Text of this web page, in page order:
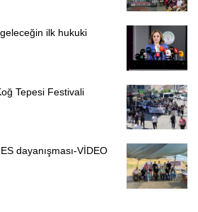
ilk hukuki
Tepesi Festivali
dayanışması-VİDEO